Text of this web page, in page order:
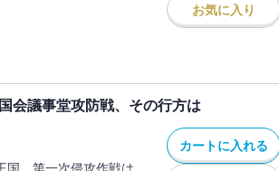
五巻・・・・・・がん
逅
うございます。
小春を救うべく、乙
走ります。神居古潭
ちの勝利で収められ
なって再び牙を剥い
お気に入り
議事堂攻防戦、その行方は
カートに入れる